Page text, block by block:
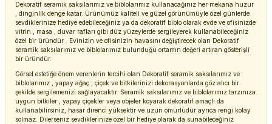
Dekoratif seramik saksılarımız ve biblolarımız kullanacağınız her mekana huzur
, dinginlik denge katar. Ürünümüz kaliteli ve güzel görünümüyle özel günlerde
sevdiklerinize hediye edebileceğiniz ya da dekoratif biblo olarak evde ve ofisinizde
vitrin , masa , duvar rafları gibi düz yüzeylerde sergileyerek kullanabileceğiniz
özel bir üründür . Evinizin ve ofisinizin havasını değiştirecek olan Dekoratif
seramik saksılarımız ve biblolarımız bulunduğu ortamın değeri artıran gösterişli
bir üründür.
Görsel estetiğe önem verenlerin tercihi olan Dekoratif seramik saksılarımız ve
biblolarımız , yapay ağaç , çiçek ve bitkilerinizi dekorasyonlarda göz alıcı bir
şekilde sergilemenizi sağlayacaktır. Seramik saksılarımız ve biblolarımız tarzınıza
uygun bitkiler , yapay çiçekler veya objeler koyarak dekoratif amaçlı da
kullanabilirsiniz, hasar direnci yüksektir ve uzun ömürlüdür ayrıca rengi kolay
solmaz. Dilerseniz sevdiklerinize özel bir hediye olarak da sunabileceğiniz